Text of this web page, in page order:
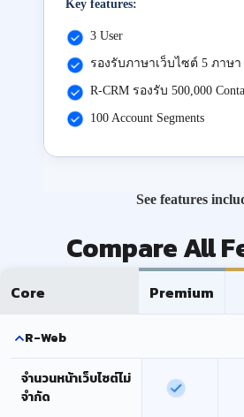
Key features:
3 User
รองรับภาษาเว็บไซต์ 5 ภาษา
R-CRM รองรับ 500,000
100 Account Segments
See features
Compare All
Core Premium
R-Web
จำนวนหน้าเว็บไซต์ไม่
จำกัด